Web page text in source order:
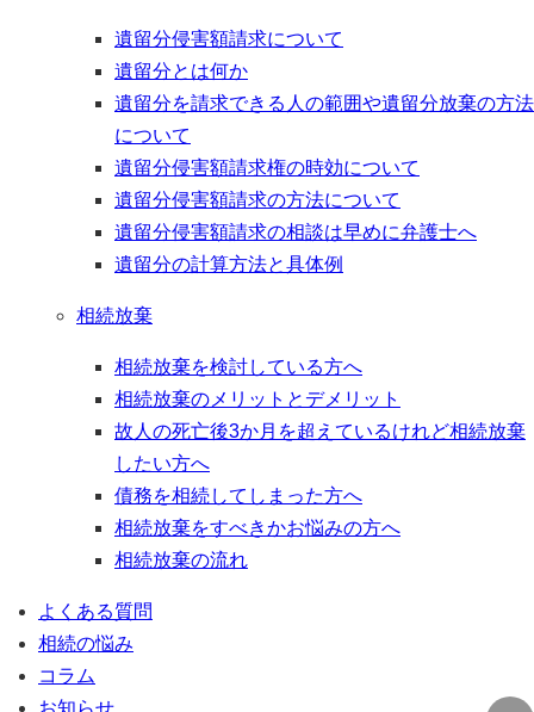
遺留分侵害額請求について
遺留分とは何か
遺留分を請求できる人の範囲や遺留分放棄の方法
について
遺留分侵害額請求権の時効について
遺留分侵害額請求の方法について
遺留分侵害額請求の相談は早めに弁護士へ
遺留分の計算方法と具体例
相続放棄
相続放棄を検討している方へ
相続放棄のメリットとデメリット
故人の死亡後3か月を超えているけれど相続放棄
したい方へ
債務を相続してしまった方へ
相続放棄をすべきかお悩みの方へ
相続放棄の流れ
よくある質問
相続の悩み
コラム